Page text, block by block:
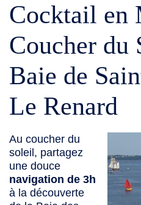
Cocktail en
Coucher du
Baie de
Le Renard
Au coucher du
soleil, partagez
une douce
navigation de 3h
à la découverte